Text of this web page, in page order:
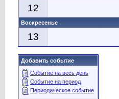
12
Воскресенье
13
Добавить событие
Событие на весь день
Событие на период
Периодическое событие